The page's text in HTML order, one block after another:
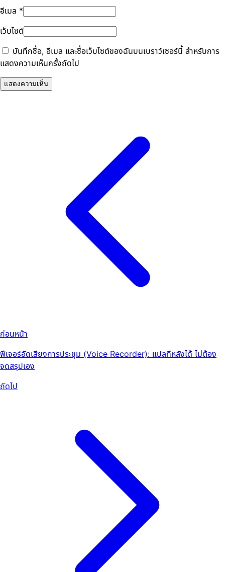
อีเมล *
เว็บไซต์
บันทึกชื่อ, อีเมล และชื่อเว็บไซต์ของฉันบนเบราว์เซอร์นี้ สำหรับการ
แสดงความเห็นครั้งถัดไป
ก่อนหน้า
ฟีเจอร์อัดเสียงการประชุม (Voice Recorder): แปลทีหลังได้ ไม่ต้อง
จดสรุปเอง
ถัดไป